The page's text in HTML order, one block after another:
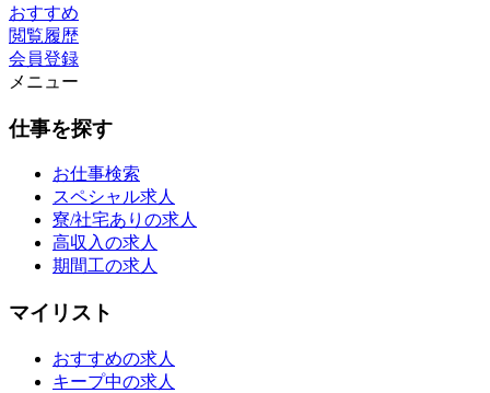
おすすめ
閲覧履歴
会員登録
メニュー
仕事を探す
お仕事検索
スペシャル求人
寮/社宅ありの求人
高収入の求人
期間工の求人
マイリスト
おすすめの求人
キープ中の求人